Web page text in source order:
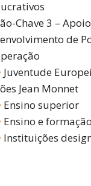
Chave 3 –
de
Juventude
Jean Monnet
Ensino superior
Ensino e formação
Instituições